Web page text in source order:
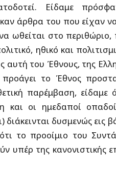
Είδαμε
άρθρα του που είχαν
ωθείται στο
ηθικό και
αυτή του Έθνους, της
το Έθνος
παρέμβαση,
και οι ημεδαποί
διάκεινται δυσμενώς εις
το προοίμιο του
υπέρ της κανονιστικής